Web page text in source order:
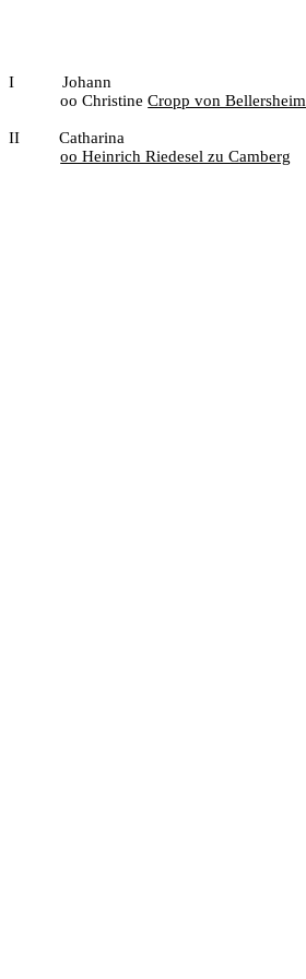
I
Johann
oo ChristineCropp von Bellersheim
II
Catharina
oo Heinrich Riedesel zu Camberg